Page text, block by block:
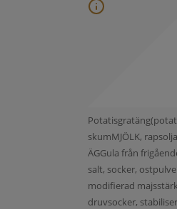
skumMJÖLK,
ÄGGula från
salt, socker,
modifierad
druvsocker,